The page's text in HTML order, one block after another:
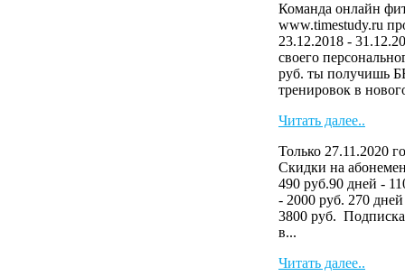
Команда онлайн
www.timestudy.ru
23.12.2018 -
своего
руб. ты получишь
тренировок в
Читать далее..
Только 27.11.2020
Скидки на
490 руб.90 дней -
- 2000 руб. 270
3800 руб.
в...
Читать далее..